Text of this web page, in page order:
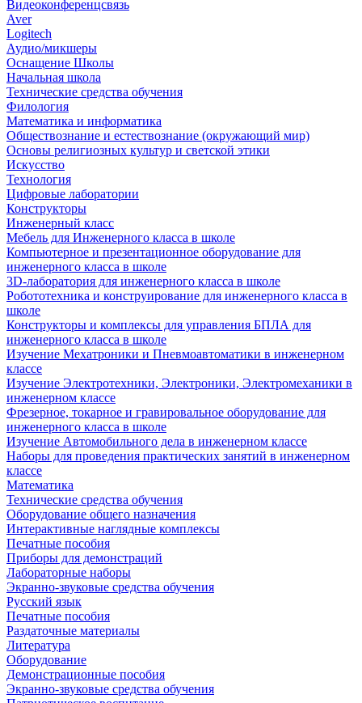
Видеоконференцсвязь
Aver
Logitech
Аудио/микшеры
Оснащение Школы
Начальная школа
Технические средства обучения
Филология
Математика и информатика
Обществознание и естествознание (окружающий мир)
Основы религиозных культур и светской этики
Искусство
Технология
Цифровые лаборатории
Конструкторы
Инженерный класс
Мебель для Инженерного класса в школе
Компьютерное и презентационное оборудование для
инженерного класса в школе
3D-лаборатория для инженерного класса в школе
Робототехника и конструирование для инженерного класса в
школе
Конструкторы и комплексы для управления БПЛА для
инженерного класса в школе
Изучение Мехатроники и Пневмоавтоматики в инженерном
классе
Изучение Электротехники, Электроники, Электромеханики в
инженерном классе
Фрезерное, токарное и гравировальное оборудование для
инженерного класса в школе
Изучение Автомобильного дела в инженерном классе
Наборы для проведения практических занятий в инженерном
классе
Математика
Технические средства обучения
Оборудование общего назначения
Интерактивные наглядные комплексы
Печатные пособия
Приборы для демонстраций
Лабораторные наборы
Экранно-звуковые средства обучения
Русский язык
Печатные пособия
Раздаточные материалы
Литература
Оборудование
Демонстрационные пособия
Экранно-звуковые средства обучения